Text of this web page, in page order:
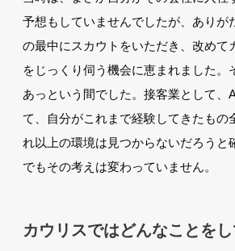
予想もしていませんでしたが、ありが
の最中にスカウトをいただき、改めて
をじっくり伺う機会に恵まれました。
あっという間でした。接客業として、
て、自分がこれまで経験してきたもの
れ以上の環境は見つからないだろうと
でもその考えは変わっていません。
カウリスではどんなことをし